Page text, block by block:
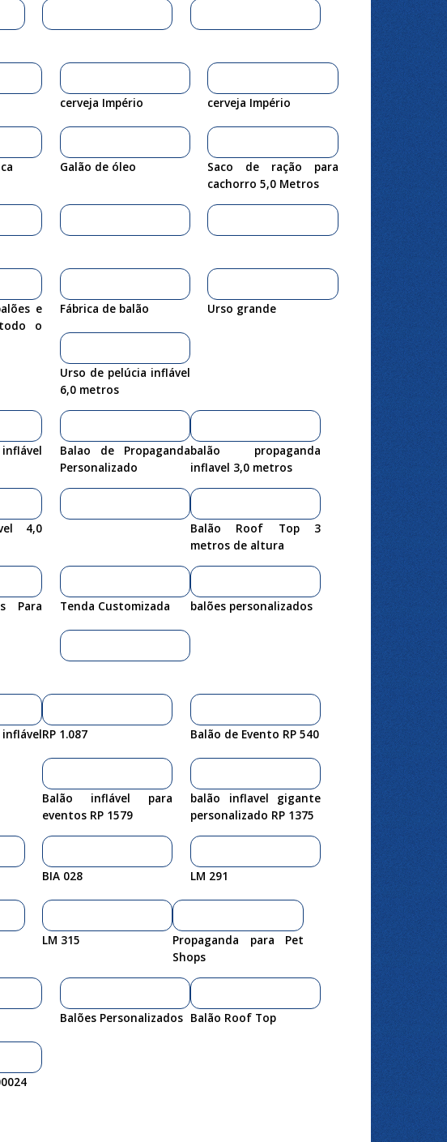
cerveja Império cerveja Império
Galão de óleo
Saco de ração para
cachorro 5,0 Metros
e
o
Fábrica de balão Urso grande
Urso de pelúcia inflável
6,0 metros
Balao de Propaganda
Personalizado
balão propaganda
inflavel 3,0 metros
4,0
Balão Roof Top 3
metros de altura
Para
Tenda Customizada balões personalizados
RP 1.087 Balão de Evento RP 540
Balão inflável para
eventos RP 1579
balão inflavel gigante
personalizado RP 1375
BIA 028 LM 291
LM 315
Propaganda para Pet
Shops
Balões Personalizados Balão Roof Top